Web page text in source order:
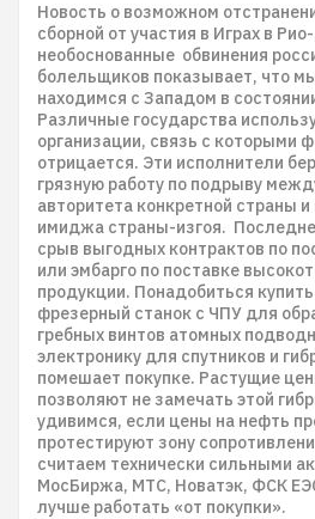
Новость о возможном
сборной от участия в Играх в
необоснованные обвинения
болельщиков показывает, что
находимся с Западом в
Различные государства
организации, связь с которыми
отрицается. Эти исполнители
грязную работу по подрыву
авторитета конкретной страны
имиджа страны-изгоя.
срыв выгодных контрактов по
или эмбарго по поставке
продукции. Понадобиться
фрезерный станок с ЧПУ для
гребных винтов атомных
электронику для спутников и
помешает покупке. Растущие
позволяют не замечать этой
удивимся, если цены на нефть
протестируют зону
считаем технически сильными
МосБиржа, МТС, Новатэк, ФСК
лучше работать «от покупки».